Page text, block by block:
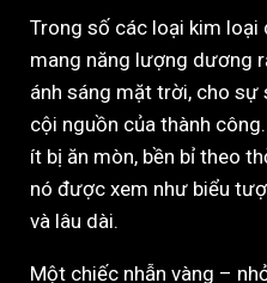
Trong số các loại kim loại
mang năng lượng dương
ánh sáng mặt trời, cho sự
cội nguồn của thành
ít bị ăn mòn, bền bỉ theo
nó được xem như biểu
và lâu dài.
Một chiếc nhẫn vàng –